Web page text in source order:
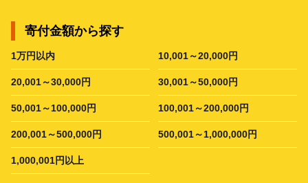
寄付金額から探す
1万円以内 10,001～20,000円
20,001～30,000円 30,001～50,000円
50,001～100,000円 100,001～200,000円
200,001～500,000円 500,001～1,000,000円
1,000,001円以上